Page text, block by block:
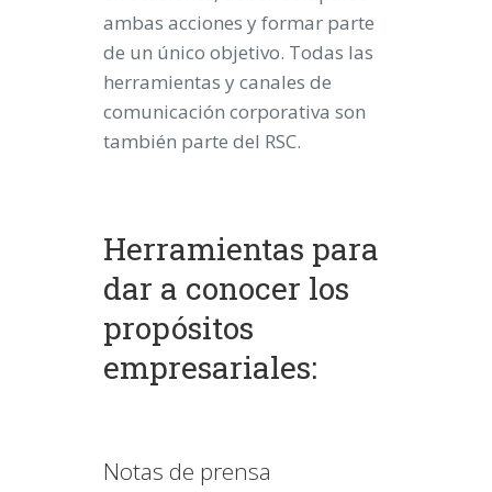
ambas acciones y formar parte
de un único objetivo. Todas las
herramientas y canales de
comunicación corporativa son
también parte del RSC.
Herramientas para
dar a conocer los
propósitos
empresariales:
Notas de prensa